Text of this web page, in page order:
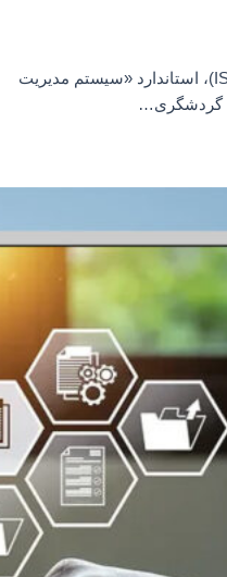
استاندارد ایزو 21401 (ISO 21401:2018)، استاندارد «سیستم مدیریت
گردشگری…